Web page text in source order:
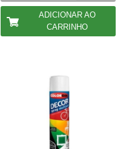
ADICIONAR AO
CARRINHO